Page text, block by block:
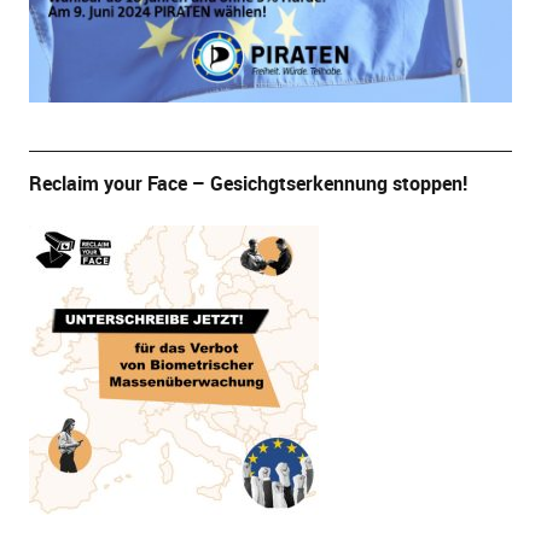
Reclaim your Face – Gesichgtserkennung stoppen!